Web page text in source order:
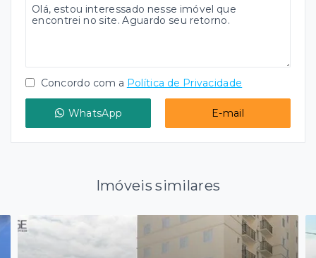
Concordo com a Política de Privacidade
WhatsApp E-mail
Imóveis similares